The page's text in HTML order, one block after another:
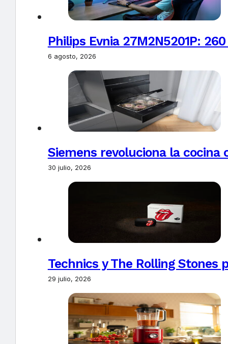
Philips Evnia 27M2N5201P:
6 agosto, 2026
Siemens revoluciona la
30 julio, 2026
Technics y The Rolling Stones
29 julio, 2026